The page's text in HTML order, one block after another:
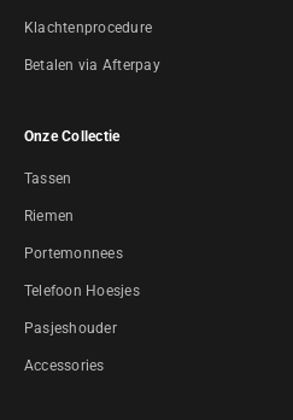
Klachtenprocedure
Betalen via Afterpay
Onze Collectie
Tassen
Riemen
Portemonnees
Telefoon Hoesjes
Pasjeshouder
Accessories